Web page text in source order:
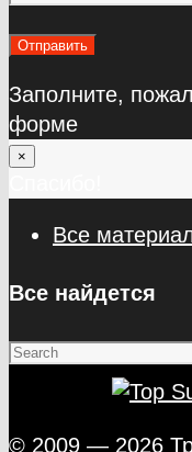
Заполните,
форме
×
Все
Все найдется
© 2009 — 2026